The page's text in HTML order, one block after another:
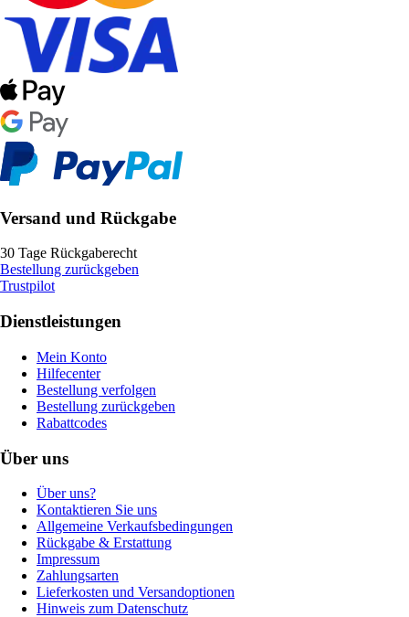
Versand und Rückgabe
30 Tage Rückgaberecht
Bestellung zurückgeben
Trustpilot
Dienstleistungen
Mein Konto
Hilfecenter
Bestellung verfolgen
Bestellung zurückgeben
Rabattcodes
Über uns
Über uns?
Kontaktieren Sie uns
Allgemeine Verkaufsbedingungen
Rückgabe & Erstattung
Impressum
Zahlungsarten
Lieferkosten und Versandoptionen
Hinweis zum Datenschutz